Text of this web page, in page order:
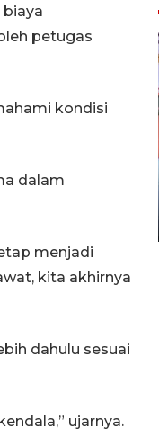
petugas
kondisi
dalam
menjadi
kita akhirnya
dahulu sesuai
ujarnya.
pemilu